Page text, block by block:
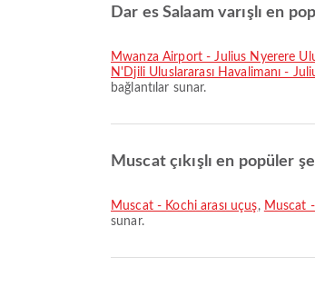
Dar es Salaam varışlı en
Mwanza Airport - Julius Nyerere
N'Djili Uluslararası Havalimanı -
bağlantılar sunar.
Muscat çıkışlı en popüler
Muscat - Kochi arası uçuş, Muscat
sunar.